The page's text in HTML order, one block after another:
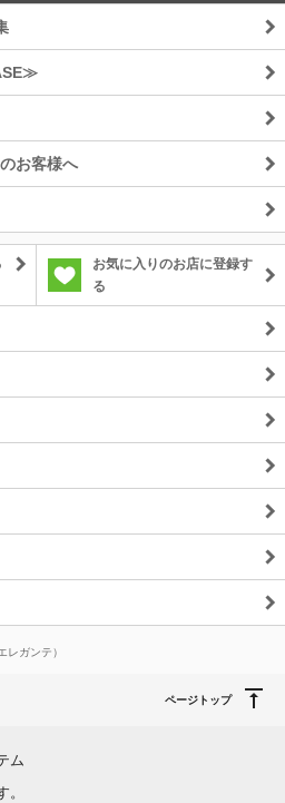
お客様へ
お気に入りのお店に登録す
る
レガンテ）
ページトップ
ム